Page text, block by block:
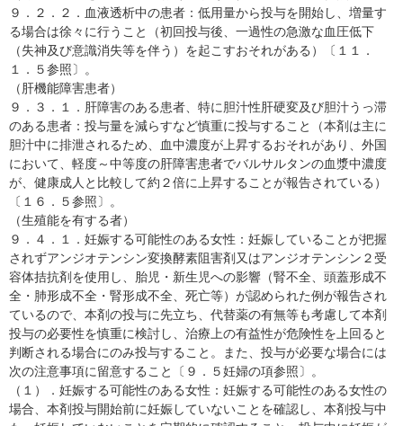
９．２．２．血液透析中の患者：低用量から投与を開始し、増量す
る場合は徐々に行うこと（初回投与後、一過性の急激な血圧低下
（失神及び意識消失等を伴う）を起こすおそれがある）〔１１．
１．５参照〕。
（肝機能障害患者）
９．３．１．肝障害のある患者、特に胆汁性肝硬変及び胆汁うっ滞
のある患者：投与量を減らすなど慎重に投与すること（本剤は主に
胆汁中に排泄されるため、血中濃度が上昇するおそれがあり、外国
において、軽度～中等度の肝障害患者でバルサルタンの血漿中濃度
が、健康成人と比較して約２倍に上昇することが報告されている）
〔１６．５参照〕。
（生殖能を有する者）
９．４．１．妊娠する可能性のある女性：妊娠していることが把握
されずアンジオテンシン変換酵素阻害剤又はアンジオテンシン２受
容体拮抗剤を使用し、胎児・新生児への影響（腎不全、頭蓋形成不
全・肺形成不全・腎形成不全、死亡等）が認められた例が報告され
ているので、本剤の投与に先立ち、代替薬の有無等も考慮して本剤
投与の必要性を慎重に検討し、治療上の有益性が危険性を上回ると
判断される場合にのみ投与すること。また、投与が必要な場合には
次の注意事項に留意すること〔９．５妊婦の項参照〕。
（１）．妊娠する可能性のある女性：妊娠する可能性のある女性の
場合、本剤投与開始前に妊娠していないことを確認し、本剤投与中